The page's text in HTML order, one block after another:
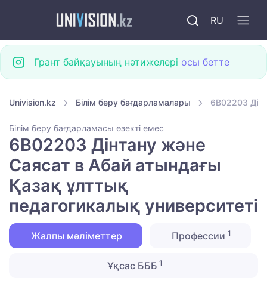
RU
Грант байқауының нәтижелері осы бетте
Univision.kz Білім беру бағдарламалары 6B02203
Білім беру бағдарламасы өзекті емес
6B02203 Дінтану және
Саясат в Абай атындағы
Қазақ ұлттық
педагогикалық университеті
Жалпы мәліметтер Профессии 1
Ұқсас БББ 1